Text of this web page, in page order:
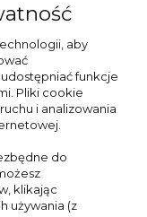
i bądź
oraz
aby
funkcje
Pliki cookie
i analizowania
do
klikając
używania (z